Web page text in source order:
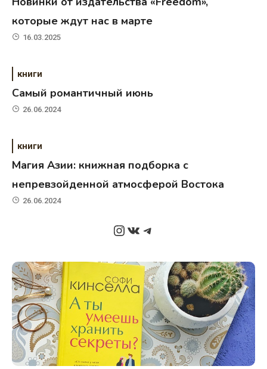
которые ждут нас в марте
16.03.2025
книги
Самый романтичный июнь
26.06.2024
книги
Магия Азии: книжная подборка с
непревзойденной атмосферой Востока
26.06.2024
Instagram
ВКонтакте
Telegram